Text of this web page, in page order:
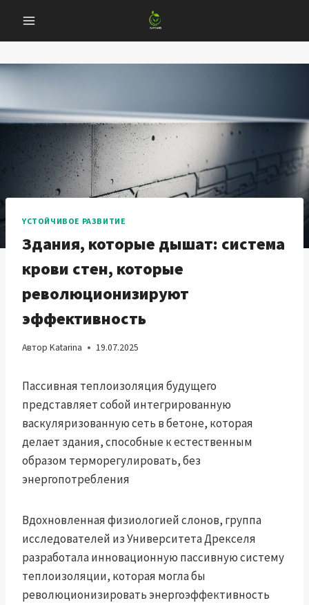
содержанию
YСТОЙЧИВОЕ РАЗВИТИЕ
Здания, которые дышат: система
крови стен, которые
революционизируют
эффективность
Автор Katarina 19.07.2025
Пассивная теплоизоляция будущего
представляет собой интегрированную
васкуляризованную сеть в бетоне, которая
делает здания, способные к естественным
образом терморегулировать, без
энергопотребления
Вдохновленная физиологией слонов, группа
исследователей из Университета Дрекселя
разработала инновационную пассивную систему
теплоизоляции, которая могла бы
революционизировать энергоэффективность